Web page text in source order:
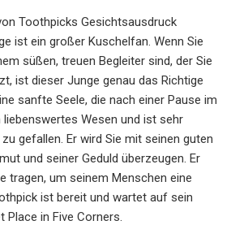
Toothpicks Gesichtsausdruck
ist ein großer Kuschelfan. Wenn Sie
süßen, treuen Begleiter sind, der Sie
ist dieser Junge genau das Richtige
sanfte Seele, die nach einer Pause im
liebenswertes Wesen und ist sehr
gefallen. Er wird Sie mit seinen guten
und seiner Geduld überzeugen. Er
tragen, um seinem Menschen eine
ist bereit und wartet auf sein
Place in Five Corners.